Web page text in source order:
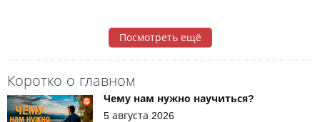
Коротко о главном
Чему нам нужно научиться?
5 августа 2026
Посмотреть ещё